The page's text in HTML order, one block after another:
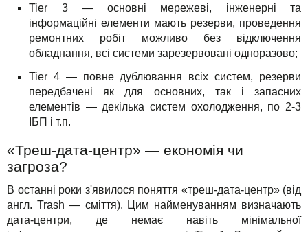
Tier 3 — основні мережеві, інженерні та
інформаційні елементи мають резерви, проведення
ремонтних робіт можливо без відключення
обладнання, всі системи зарезервовані одноразово;
Tier 4 — повне дублювання всіх систем, резерви
передбачені як для основних, так і запасних
елементів — декілька систем охолодження, по 2-3
ІБП і т.п.
«Треш-дата-центр» — економія чи
загроза?
В останні роки з'явилося поняття «треш-дата-центр» (від
англ. Trash — сміття). Цим найменуванням визначають
дата-центри, де немає навіть мінімальної